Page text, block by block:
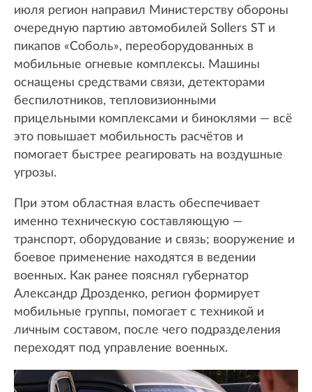
июля регион направил Министерству обороны
очередную партию автомобилей Sollers ST и
пикапов «Соболь», переоборудованных в
мобильные огневые комплексы. Машины
оснащены средствами связи, детекторами
беспилотников, тепловизионными
прицельными комплексами и биноклями — всё
это повышает мобильность расчётов и
помогает быстрее реагировать на воздушные
угрозы.
При этом областная власть обеспечивает
именно техническую составляющую —
транспорт, оборудование и связь; вооружение и
боевое применение находятся в ведении
военных. Как ранее пояснял губернатор
Александр Дрозденко, регион формирует
мобильные группы, помогает с техникой и
личным составом, после чего подразделения
переходят под управление военных.